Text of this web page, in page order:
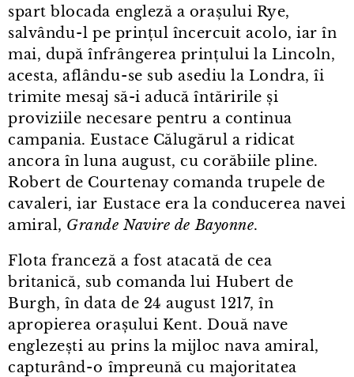
spart blocada engleză a orașului Rye,
salvându⁠-⁠l pe prințul încercuit acolo, iar în
mai, după înfrângerea prințului la Lincoln,
acesta, aflându⁠-⁠se sub asediu la Londra, îi
trimite mesaj să-i aducă întăririle și
proviziile necesare pentru a continua
campania. Eustace Călugărul a ridicat
ancora în luna august, cu corăbiile pline.
Robert de Courtenay comanda trupele de
cavaleri, iar Eustace era la conducerea navei
amiral, Grande Navire de Bayonne.
Flota franceză a fost atacată de cea
britanică, sub comanda lui Hubert de
Burgh, în data de 24 august 1217, în
apropierea orașului Kent. Două nave
englezești au prins la mijloc nava amiral,
capturând⁠-⁠o împreună cu majoritatea